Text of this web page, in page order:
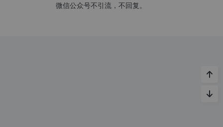
微信公众号不引流，不回复。